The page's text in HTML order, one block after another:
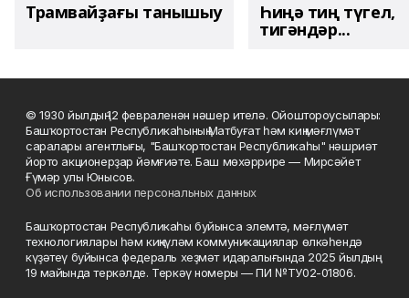
Трамвайҙағы танышыу Һиңә тиң түгел,
тигәндәр...
© 1930 йылдың 12 февраленән нәшер ителә. Ойоштороусылары:
Башҡортостан Республикаһының Матбуғат һәм киң мәғлүмәт
саралары агентлығы, "Башҡортостан Республикаһы" нәшриәт
йорто акционерҙар йәмғиәте. Баш мөхәррире — Мирсәйет
Ғүмәр улы Юнысов.
Об использовании персональных данных
Башҡортостан Республикаһы буйынса элемтә, мәғлүмәт
технологиялары һәм киңкүләм коммуникациялар өлкәһендә
күҙәтеү буйынса федераль хеҙмәт идаралығында 2025 йылдың
19 майында теркәлде. Теркәү номеры — ПИ №ТУ02-01806.